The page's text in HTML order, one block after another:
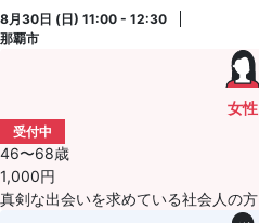
8月30日 (日) 11:00 - 12:30
那覇市
女性
受付中
46〜68歳
1,000円
真剣な出会いを求めている社会人の方